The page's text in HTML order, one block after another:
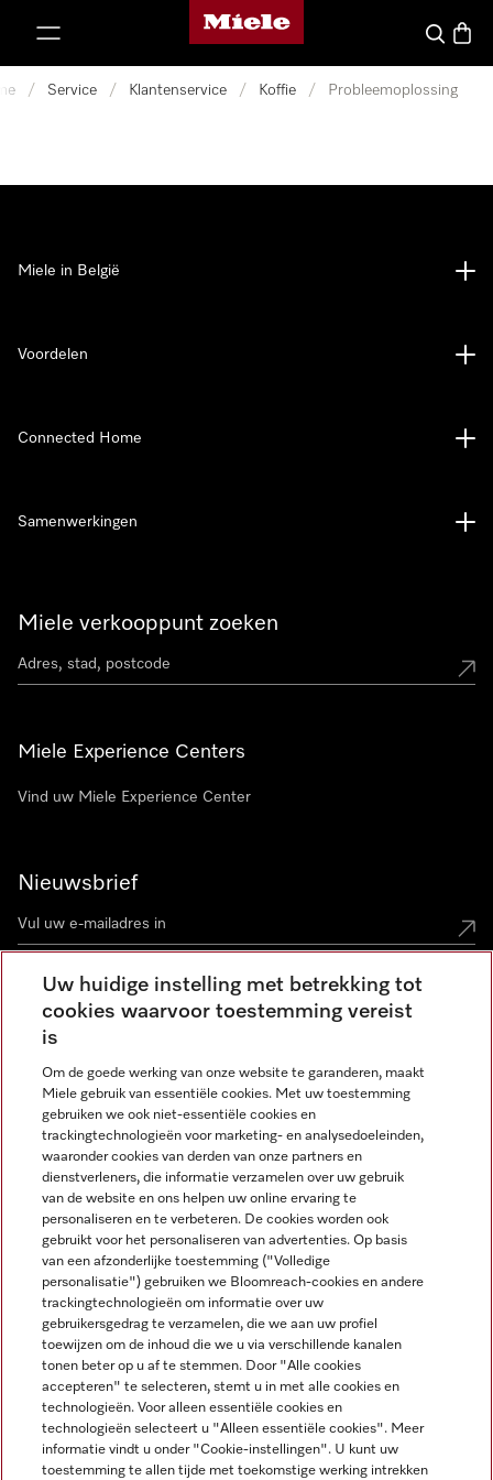
Miele homepage
Wat zoek
/ Service / Klantenservice / Koffie / Probleemoplossing
Miele verkooppunt zoeken
Miele Experience Centers
Vind uw Miele Experience Center
Nieuwsbrief
Contact contact@miele-support.be
Taal
NEDERLANDS
Miele in België
Voordelen
Connected Home
Samenwerkingen
Wettelijke Informatie
Algemene voorwaarden
Privacybeleid
Miele op Facebook
Miele op Youtube
Miele op Instagram
Miele op Pinterest
Uw huidige instelling met betrekking tot
cookies waarvoor toestemming vereist
is
Om de goede werking van onze website te garanderen, maakt
Miele gebruik van essentiële cookies. Met uw toestemming
gebruiken we ook niet-essentiële cookies en
trackingtechnologieën voor marketing- en analysedoeleinden,
waaronder cookies van derden van onze partners en
dienstverleners, die informatie verzamelen over uw gebruik
van de website en ons helpen uw online ervaring te
personaliseren en te verbeteren. De cookies worden ook
gebruikt voor het personaliseren van advertenties. Op basis
van een afzonderlijke toestemming ("Volledige
personalisatie") gebruiken we Bloomreach-cookies en andere
trackingtechnologieën om informatie over uw
gebruikersgedrag te verzamelen, die we aan uw profiel
toewijzen om de inhoud die we u via verschillende kanalen
tonen beter op u af te stemmen. Door "Alle cookies
accepteren" te selecteren, stemt u in met alle cookies en
technologieën. Voor alleen essentiële cookies en
technologieën selecteert u "Alleen essentiële cookies". Meer
informatie vindt u onder "Cookie-instellingen". U kunt uw
toestemming te allen tijde met toekomstige werking intrekken